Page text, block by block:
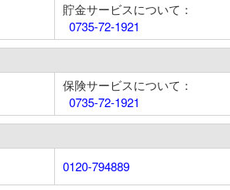
貯金サービスについて：
0735-72-1921
保険サービスについて：
0735-72-1921
0120-794889